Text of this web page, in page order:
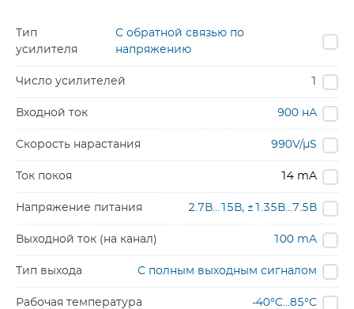
Тип
усилителя
С обратной связью по
напряжению
Число усилителей
Входной ток 900 нА
Скорость нарастания 990V/µS
Ток покоя 14 mA
Напряжение питания 2.7В…15В, ±1.35В…7.5В
Выходной ток (на канал) 100 mA
Тип выхода С полным выходным сигналом
Рабочая температура -40°C…85°C